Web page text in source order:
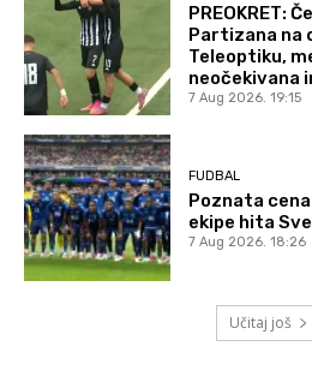
PREOKRET:
Partizana na
Teleoptiku,
neočekivana
7 Aug 2026. 19:15
FUDBAL
Poznata
ekipe hita
7 Aug 2026. 18:26
Učitaj još